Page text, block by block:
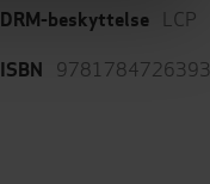
DRM-beskyttelse LCP
ISBN 9781784726393